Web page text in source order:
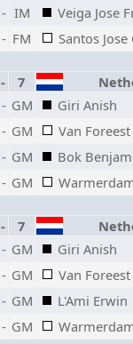
- IM
Veiga Jose
- FM
Santos
- 7
- GM
Giri Anish
- GM
Van
- GM
Bok
- GM
- 7
- GM
Giri Anish
- GM
Van
- GM
L'Ami Erwin
- GM